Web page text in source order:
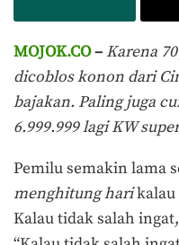
MOJOK.CO– Karena
dicoblos konon dari
bajakan. Paling juga
6.999.999 lagi KW
Pemilu semakin lama
menghitung harikalau
Kalau tidak salah